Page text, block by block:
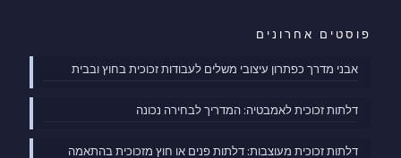
פוסטים אחרונים
אבני מדרך כפתרון עיצובי משלים לעבודות זכוכית בחוץ ובבית
דלתות זכוכית לאמבטיה: המדריך לבחירה נכונה
דלתות זכוכית מעוצבות: דלתות פנים או חוץ מזכוכית בהתאמה